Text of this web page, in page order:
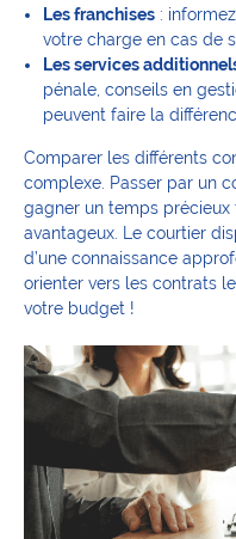
Les franchises :
votre charge en cas de
Les services
pénale, conseils en
peuvent faire la
Comparer les différents
complexe. Passer par un
gagner un temps précieux
avantageux. Le courtier
d’une connaissance
orienter vers les contrats
votre budget !